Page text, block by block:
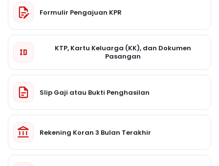
Formulir Pengajuan KPR
KTP, Kartu Keluarga (KK), dan Dokumen
Pasangan
Slip Gaji atau Bukti Penghasilan
Rekening Koran 3 Bulan Terakhir